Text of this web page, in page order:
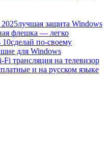
лучшая защита Windows
флешка — легко
10сделай по-своему
для Windows
Fi трансляция на телевизор
и на русском языке